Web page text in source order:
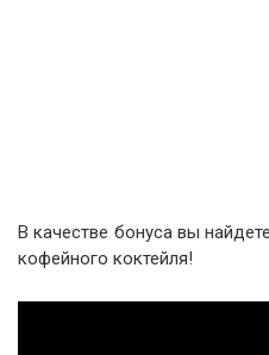
В качестве бонуса вы
кофейного коктейля!